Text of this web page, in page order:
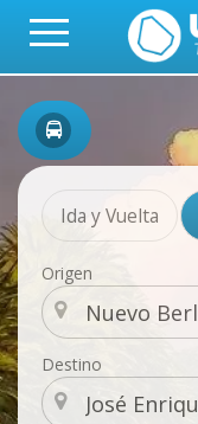
Ida y Vuelta
Origen
Destino